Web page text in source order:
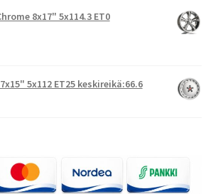
8x17" 5x114.3 ET0
5x112 ET25 keskireikä:66.6